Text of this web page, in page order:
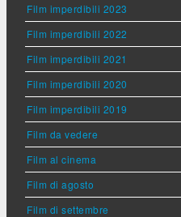
Film imperdibili 2023
Film imperdibili 2022
Film imperdibili 2021
Film imperdibili 2020
Film imperdibili 2019
Film da vedere
Film al cinema
Film di agosto
Film di settembre